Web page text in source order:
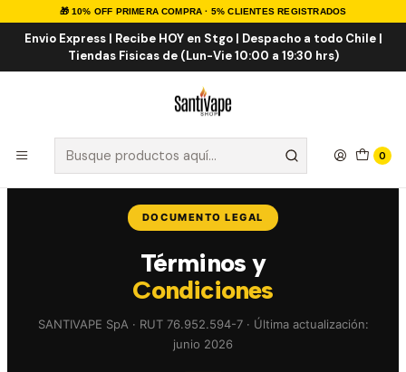
🎁 10% OFF PRIMERA COMPRA · 5% CLIENTES REGISTRADOS
Envio Express | Recibe HOY en Stgo | Despacho a todo Chile |
Tiendas Fisicas de (Lun-Vie 10:00 a 19:30 hrs)
0
Inicio Términos y Condiciones
Términos y Condiciones
DOCUMENTO LEGAL
Términos y
Condiciones
SANTIVAPE SpA · RUT 76.952.594-7 · Última actualización:
junio 2026